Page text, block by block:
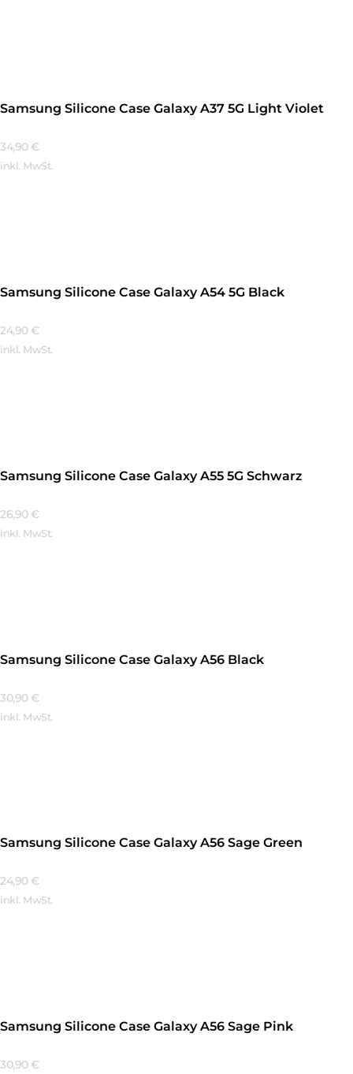
Samsung Silicone Case Galaxy A37 5G Light Violet
34,90 €
inkl. MwSt.
Samsung Silicone Case Galaxy A54 5G Black
24,90 €
inkl. MwSt.
Samsung Silicone Case Galaxy A55 5G Schwarz
26,90 €
inkl. MwSt.
Samsung Silicone Case Galaxy A56 Black
30,90 €
inkl. MwSt.
Samsung Silicone Case Galaxy A56 Sage Green
24,90 €
inkl. MwSt.
Samsung Silicone Case Galaxy A56 Sage Pink
30,90 €